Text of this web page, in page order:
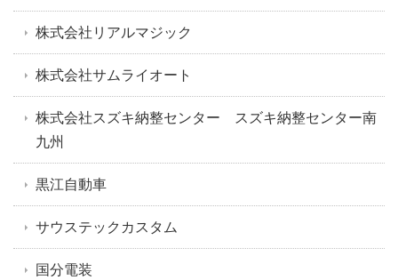
株式会社リアルマジック
株式会社サムライオート
株式会社スズキ納整センター スズキ納整センター南
九州
黒江自動車
サウステックカスタム
国分電装